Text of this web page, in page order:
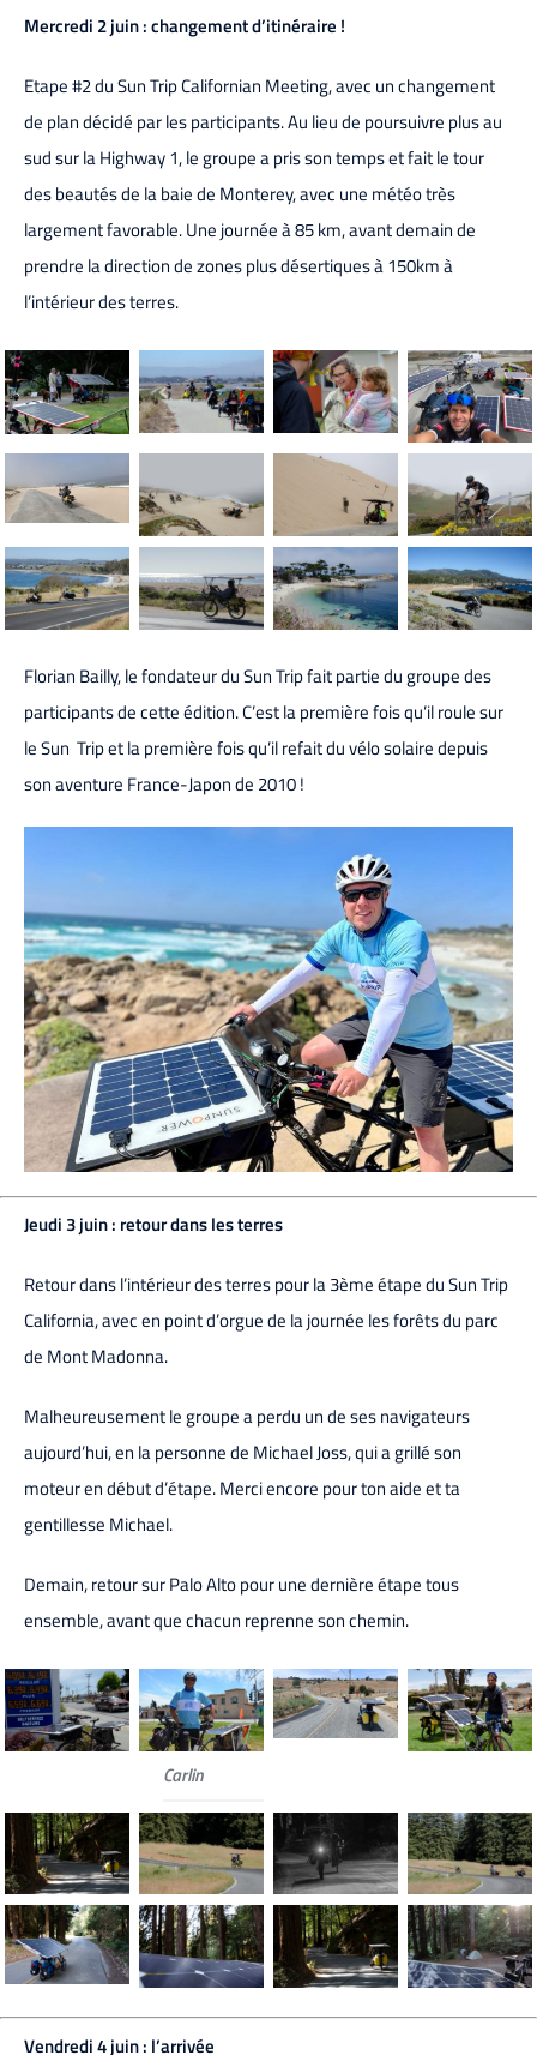
Mercredi 2 juin : changement d’itinéraire !
Etape #2 du Sun Trip Californian Meeting, avec un changement
de plan décidé par les participants. Au lieu de poursuivre plus au
sud sur la Highway 1, le groupe a pris son temps et fait le tour
des beautés de la baie de Monterey, avec une météo très
largement favorable. Une journée à 85 km, avant demain de
prendre la direction de zones plus désertiques à 150km à
l’intérieur des terres.
Florian Bailly, le fondateur du Sun Trip fait partie du groupe des
participants de cette édition. C’est la première fois qu’il roule sur
le Sun Trip et la première fois qu’il refait du vélo solaire depuis
son aventure France-Japon de 2010 !
Jeudi 3 juin : retour dans les terres
Retour dans l’intérieur des terres pour la 3ème étape du Sun Trip
California, avec en point d’orgue de la journée les forêts du parc
de Mont Madonna.
Malheureusement le groupe a perdu un de ses navigateurs
aujourd’hui, en la personne de Michael Joss, qui a grillé son
moteur en début d’étape. Merci encore pour ton aide et ta
gentillesse Michael.
Demain, retour sur Palo Alto pour une dernière étape tous
ensemble, avant que chacun reprenne son chemin.
Carlin
Vendredi 4 juin : l’arrivée